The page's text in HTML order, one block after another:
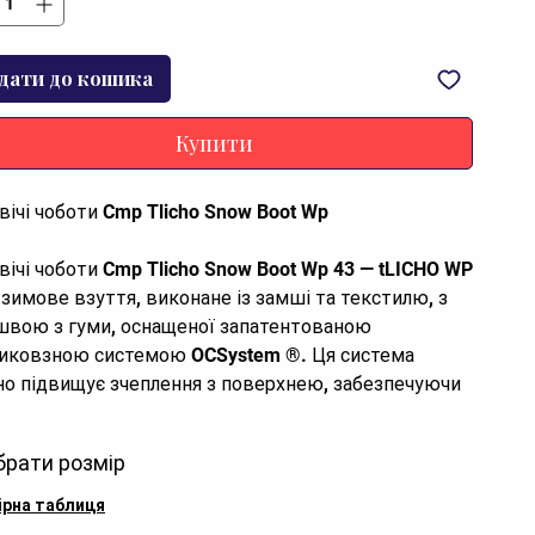
до кошика
Купити
чоботи Cmp Tlicho Snow Boot Wp
чоботи Cmp Tlicho Snow Boot Wp 43 — tLICHO WP
взуття, виконане із замші та текстилю, з
з гуми, оснащеної запатентованою
системою OCSystem ®. Ця система
підвищує зчеплення з поверхнею, забезпечуючи
частиною.
розмір
таблиця